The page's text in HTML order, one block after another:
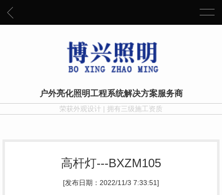
户外亮化照明工程系统解决方案服务商
荣获外观设计 | 拥有三级施工资质
高杆灯---BXZM105
[发布日期：2022/11/3 7:33:51]